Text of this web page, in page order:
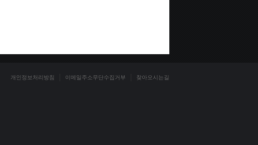
개인정보처리방침 이메일주소무단수집거부 찾아오시는길